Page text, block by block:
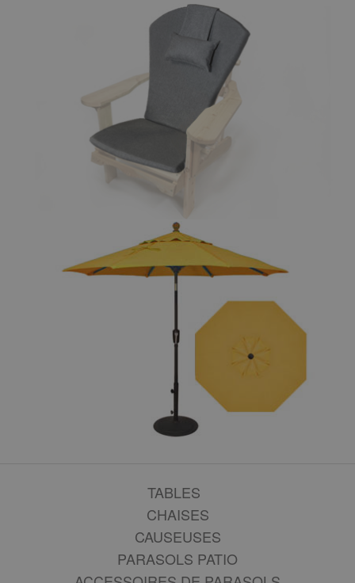
TABLES
CHAISES
CAUSEUSES
PARASOLS PATIO